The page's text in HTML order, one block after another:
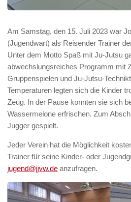
Am Samstag, den 15. Juli 2023 war
(Jugendwart) als Reisender Trainer
Unter dem Motto Spaß mit Ju-Jutsu
abwechslungsreiches Programm mit
Gruppenspielen und Ju-Jutsu-
Temperaturen legten sich die Kinder
Zeug. In der Pause konnten sie sich
Wassermelone erfrischen. Zum
Jugger gespielt.
Jeder Verein hat die Möglichkeit
Trainer für seine Kinder- oder
jugend@jjvw.de anzufragen.